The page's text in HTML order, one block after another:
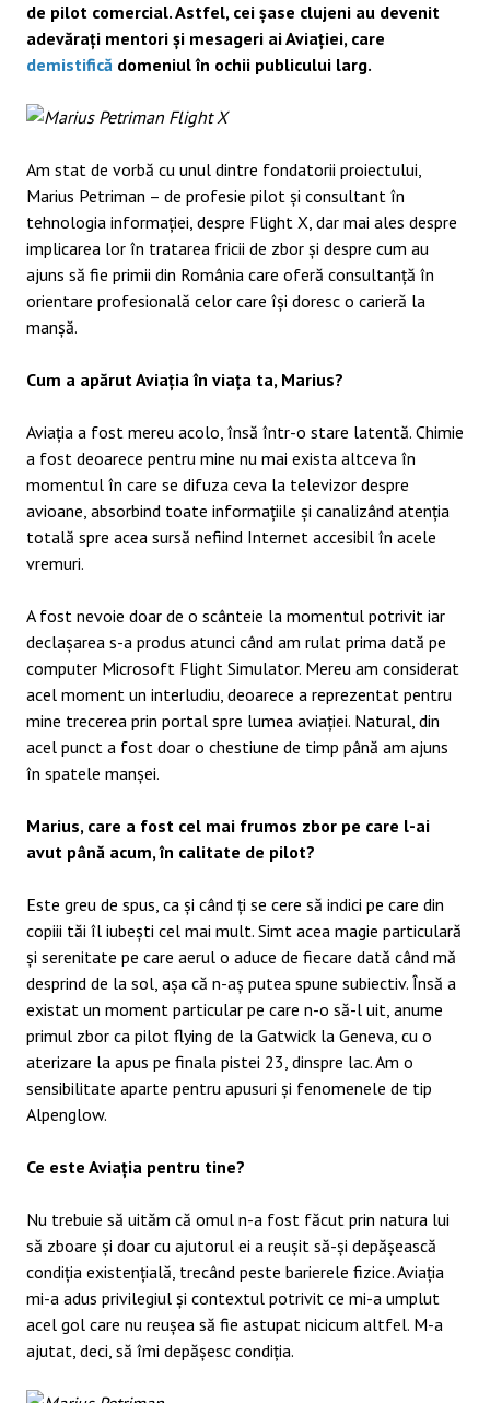
de pilot comercial. Astfel, cei șase clujeni au devenit
adevărați mentori și mesageri ai Aviației, care
demistifică domeniul în ochii publicului larg.
Am stat de vorbă cu unul dintre fondatorii proiectului,
Marius Petriman – de profesie pilot și consultant în
tehnologia informației, despre Flight X, dar mai ales despre
implicarea lor în tratarea fricii de zbor și despre cum au
ajuns să fie primii din România care oferă consultanță în
orientare profesională celor care își doresc o carieră la
manșă.
Cum a apărut Aviația în viața ta, Marius?
Aviația a fost mereu acolo, însă într-o stare latentă. Chimie
a fost deoarece pentru mine nu mai exista altceva în
momentul în care se difuza ceva la televizor despre
avioane, absorbind toate informațiile și canalizând atenția
totală spre acea sursă nefiind Internet accesibil în acele
vremuri.
A fost nevoie doar de o scânteie la momentul potrivit iar
declașarea s-a produs atunci când am rulat prima dată pe
computer Microsoft Flight Simulator. Mereu am considerat
acel moment un interludiu, deoarece a reprezentat pentru
mine trecerea prin portal spre lumea aviației. Natural, din
acel punct a fost doar o chestiune de timp până am ajuns
în spatele manșei.
Marius, care a fost cel mai frumos zbor pe care l-ai
avut până acum, în calitate de pilot?
Este greu de spus, ca și când ți se cere să indici pe care din
copiii tăi îl iubești cel mai mult. Simt acea magie particulară
și serenitate pe care aerul o aduce de fiecare dată când mă
desprind de la sol, așa că n-aș putea spune subiectiv. Însă a
existat un moment particular pe care n-o să-l uit, anume
primul zbor ca pilot flying de la Gatwick la Geneva, cu o
aterizare la apus pe finala pistei 23, dinspre lac. Am o
sensibilitate aparte pentru apusuri și fenomenele de tip
Alpenglow.
Ce este Aviația pentru tine?
Nu trebuie să uităm că omul n-a fost făcut prin natura lui
să zboare și doar cu ajutorul ei a reușit să-și depășească
condiția existențială, trecând peste barierele fizice. Aviația
mi-a adus privilegiul și contextul potrivit ce mi-a umplut
acel gol care nu reușea să fie astupat nicicum altfel. M-a
ajutat, deci, să îmi depășesc condiția.